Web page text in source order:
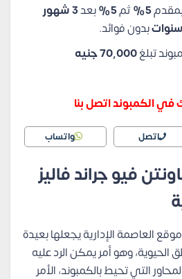
5% ثم5% بعد3 شهور
بدون فوائد.
تبلغ
70,000 جنيه
الكمبوند اتصل بنا
اتصل واتساب
فيو جراند فاليز
العاصمة الإدارية يجعلها بعيدة
وهو أمر يمكن الرد عليه
التي تحيط بالكمبوند، الأمر